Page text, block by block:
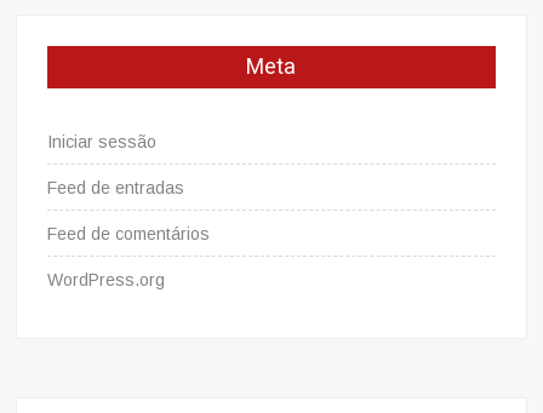
Meta
Iniciar sessão
Feed de entradas
Feed de comentários
WordPress.org